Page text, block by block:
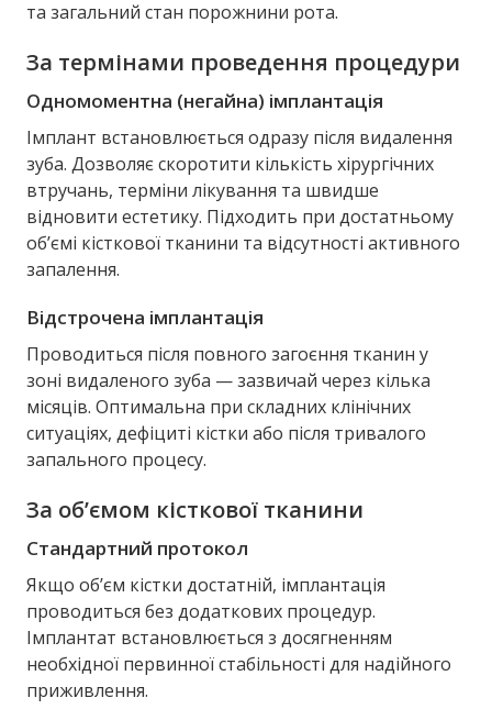
та загальний стан порожнини рота.
За термінами проведення процедури
Одномоментна (негайна) імплантація
Імплант встановлюється одразу після видалення
зуба. Дозволяє скоротити кількість хірургічних
втручань, терміни лікування та швидше
відновити естетику. Підходить при достатньому
об’ємі кісткової тканини та відсутності активного
запалення.
Відстрочена імплантація
Проводиться після повного загоєння тканин у
зоні видаленого зуба — зазвичай через кілька
місяців. Оптимальна при складних клінічних
ситуаціях, дефіциті кістки або після тривалого
запального процесу.
За об’ємом кісткової тканини
Стандартний протокол
Якщо об’єм кістки достатній, імплантація
проводиться без додаткових процедур.
Імплантат встановлюється з досягненням
необхідної первинної стабільності для надійного
приживлення.